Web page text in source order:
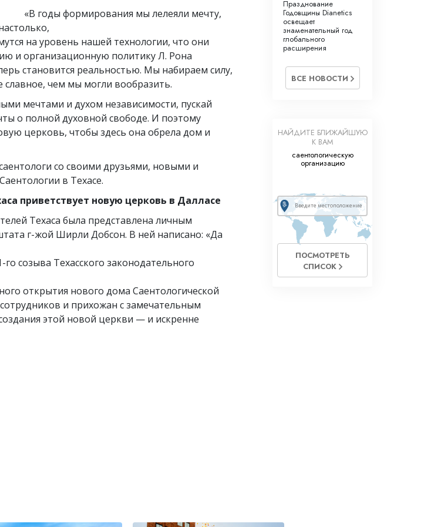
«В годы формирования мы лелеяли мечту,
на уровень нашей технологии, что они
и организационную политику Л. Рона
становится реальностью. Мы набираем силу,
славное, чем мы могли вообразить.
мечтами и духом независимости, пускай
о полной духовной свободе. И поэтому
церковь, чтобы здесь она обрела дом и
со своими друзьями, новыми и
в Техасе.
приветствует новую церковь в Далласе
Техаса была представлена личным
г-жой Ширли Добсон. В ней написано: «Да
созыва Техасского законодательного
открытия нового дома Саентологической
и прихожан с замечательным
этой новой церкви — и искренне
Празднование
Годовщины Dianetics
освещает
знаменательный год
глобального
расширения
ВСЕ НОВОСТИ
НАЙДИТЕ БЛИЖАЙШУЮ
К ВАМ
саентологическую
организацию
ПОСМОТРЕТЬ
СПИСОК